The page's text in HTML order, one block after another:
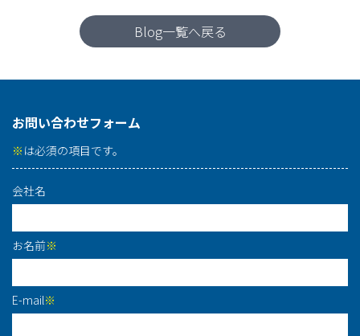
Blog一覧へ戻る
お問い合わせフォーム
※ は必須の項目です。
会社名
お名前※
E-mail※